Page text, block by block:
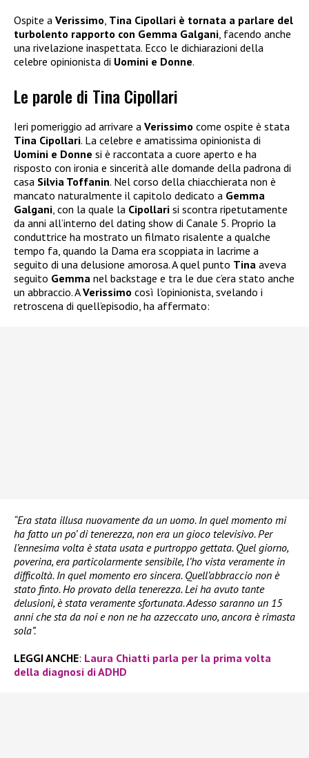
Ospite a Verissimo Tina Cipollari è tornata a parlare del
turbolento rapporto con Gemma Galgani , facendo anche
una rivelazione inaspettata. Ecco le dichiarazioni della
celebre opinionista di Uomini e Donne.
Le parole di Tina Cipollari
Ieri pomeriggio ad arrivare a Verissimo come ospite è stata
Tina Cipollari. La celebre e amatissima opinionista di
Uomini e Donne si è raccontata a cuore aperto e ha
risposto con ironia e sincerità alle domande della padrona di
casa Silvia Toffanin. Nel corso della chiacchierata non è
mancato naturalmente il capitolo dedicato a Gemma
Galgani, con la quale la Cipollari si scontra ripetutamente
da anni all’interno del dating show di Canale 5. Proprio la
conduttrice ha mostrato un filmato risalente a qualche
tempo fa, quando la Dama era scoppiata in lacrime a
seguito di una delusione amorosa. A quel punto Tina aveva
seguito Gemma nel backstage e tra le due c’era stato anche
un abbraccio. AVerissimo così l’opinionista, svelando i
retroscena di quell’episodio, ha affermato:
“Era stata illusa nuovamente da un uomo. In quel momento mi
ha fatto un po’ di tenerezza, non era un gioco televisivo. Per
l’ennesima volta è stata usata e purtroppo gettata. Quel giorno,
poverina, era particolarmente sensibile, l’ho vista veramente in
difficoltà. In quel momento ero sincera. Quell’abbraccio non è
stato finto. Ho provato della tenerezza. Lei ha avuto tante
delusioni, è stata veramente sfortunata. Adesso saranno un 15
anni che sta da noi e non ne ha azzeccato uno, ancora è rimasta
sola”.
LEGGI ANCHE: Laura Chiatti parla per la prima volta
della diagnosi di ADHD